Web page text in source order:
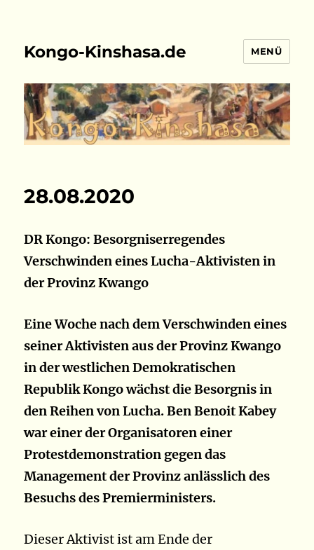
Kongo-Kinshasa.de MENÜ
28.08.2020
DR Kongo: Besorgniserregendes
Verschwinden eines Lucha-Aktivisten in
der Provinz Kwango
Eine Woche nach dem Verschwinden eines
seiner Aktivisten aus der Provinz Kwango
in der westlichen Demokratischen
Republik Kongo wächst die Besorgnis in
den Reihen von Lucha. Ben Benoit Kabey
war einer der Organisatoren einer
Protestdemonstration gegen das
Management der Provinz anlässlich des
Besuchs des Premierministers.
Dieser Aktivist ist am Ende der